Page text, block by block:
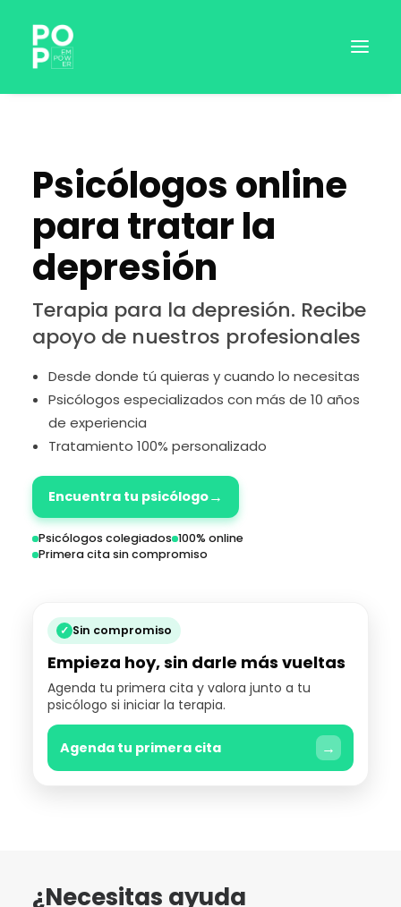
INICIAR SESIÓN
RESERVAR SESIÓN
Psicólogos online
para tratar la
depresión
Terapia para la depresión. Recibe
apoyo de nuestros profesionales
Desde donde tú quieras y cuando lo necesitas
Psicólogos especializados con más de 10 años
de experiencia
Tratamiento 100% personalizado
Encuentra tu psicólogo→
Psicólogos colegiados 100% online
Primera cita sin compromiso
✓ Sin compromiso
Empieza hoy, sin darle más vueltas
Agenda tu primera cita y valora junto a tu
psicólogo si iniciar la terapia.
Agenda tu primera cita →
¿Necesitas ayuda